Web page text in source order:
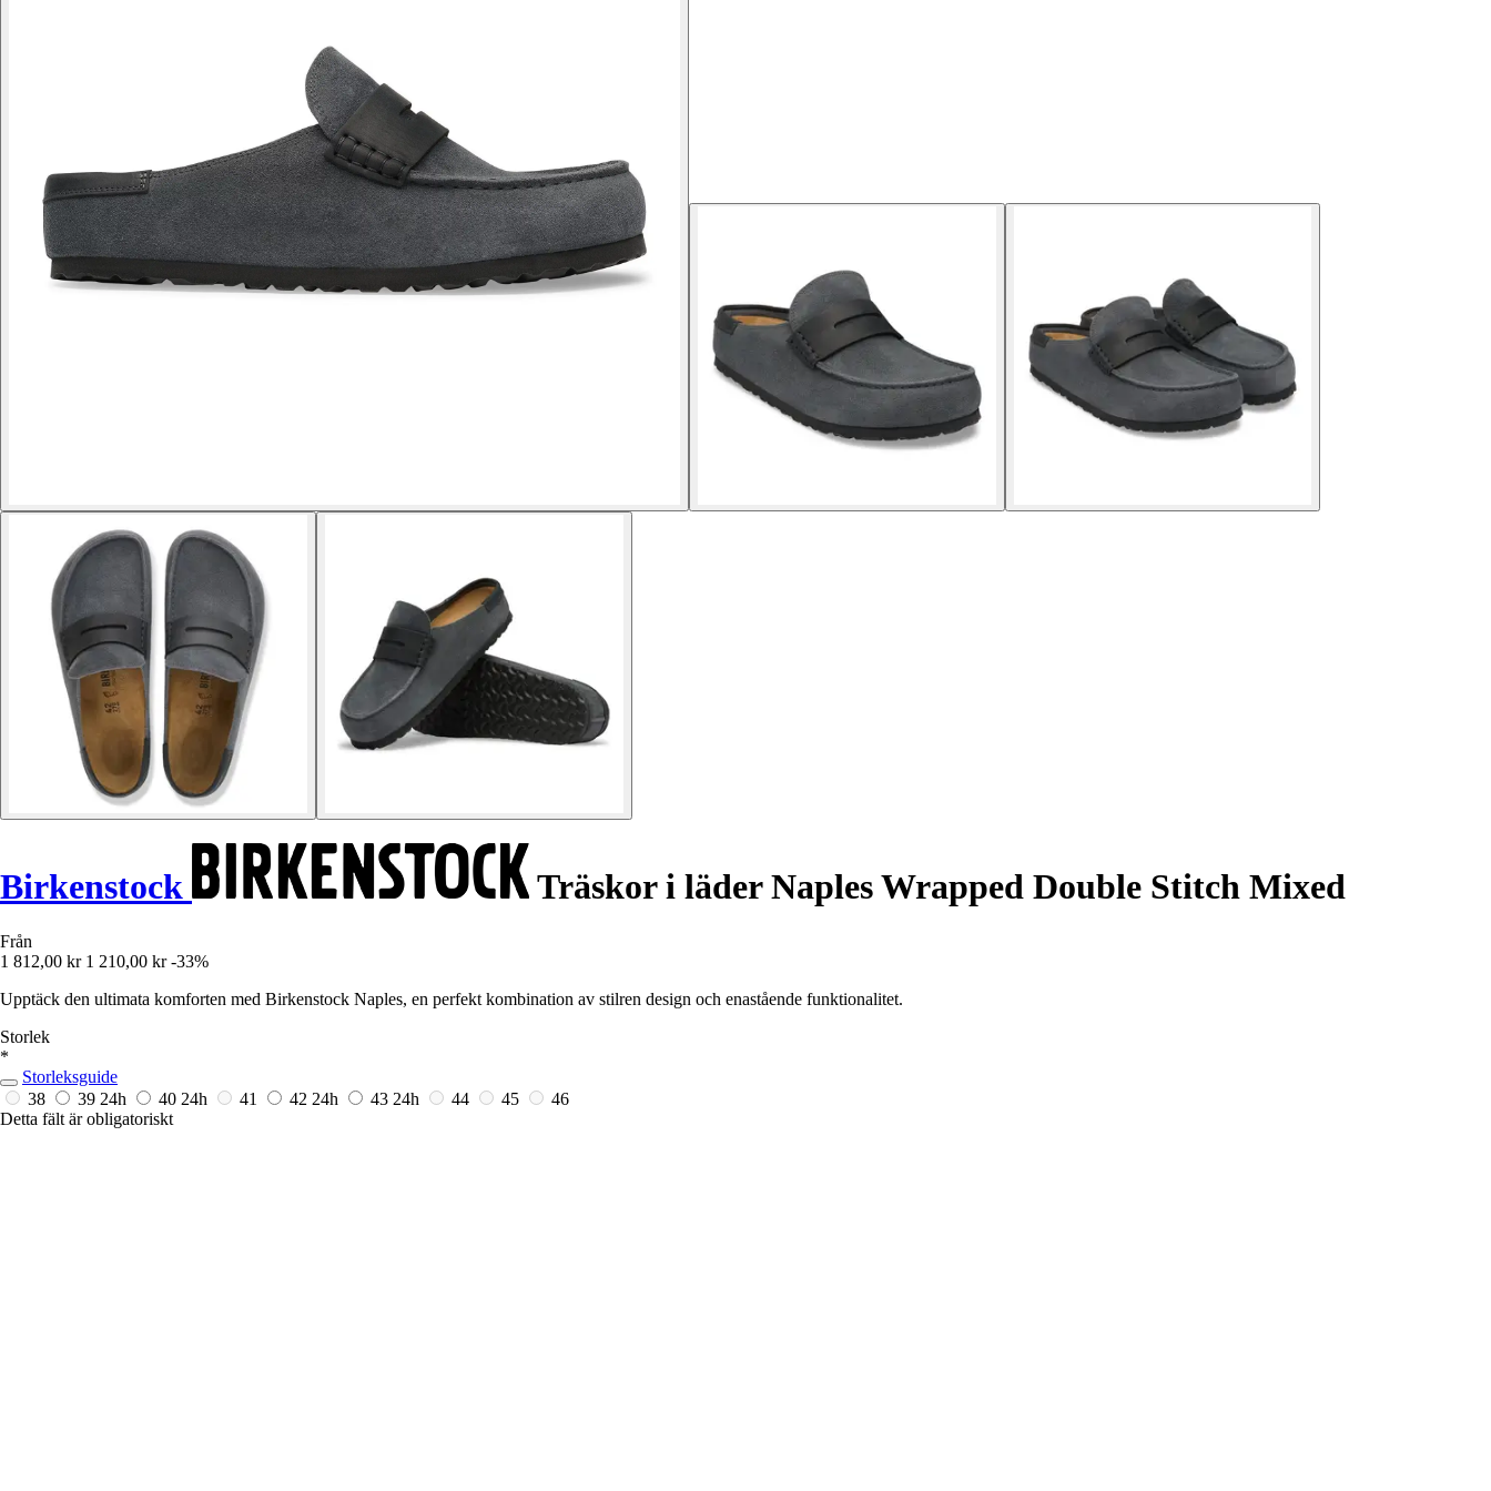
Birkenstock Träskor i läder Naples Wrapped Double Stitch Mixed
Från
1 812,00 kr 1 210,00 kr -33%
Upptäck den ultimata komforten med Birkenstock Naples, en perfekt kombination av stilren design och enastående funktionalitet.
Storlek
*
Storleksguide
38
39 24h 40 24h 41 42 24h 43 24h 44 45
46
Detta fält är obligatoriskt